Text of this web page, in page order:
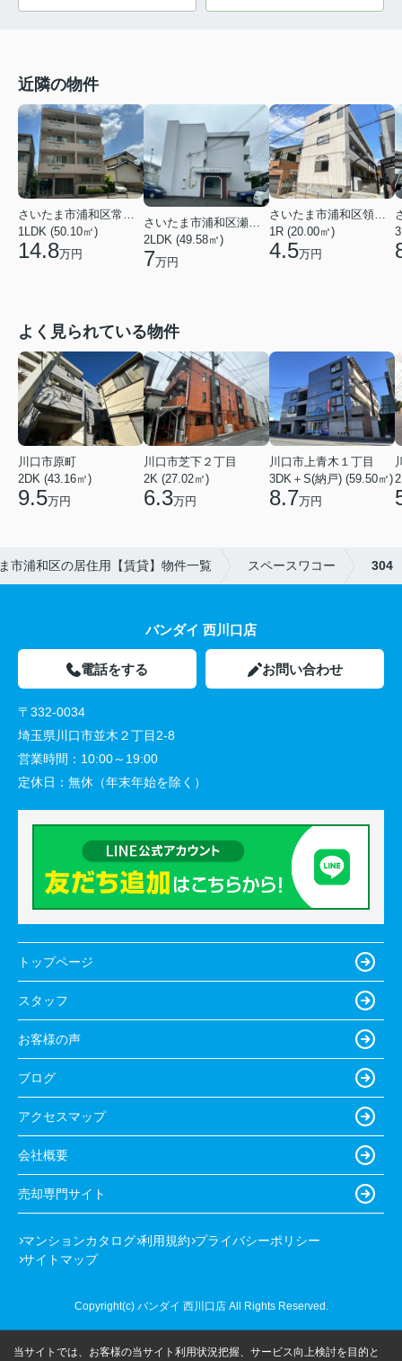
近隣の物件
さいたま市浦和区常盤３丁目
1LDK (50.10㎡)
14.8万円
2LDK (49.58㎡)
7万円
さいたま市浦和区領家２丁目
1R (20.00㎡)
4.5万円
よく見られている物件
川口市原町
2DK (43.16㎡)
9.5万円
川口市芝下２丁目
2K (27.02㎡)
6.3万円
川口市上青木１丁目
3DK＋S(納戸) (59.50㎡)
8.7万円
市浦和区の居住用【賃貸】物件一覧 スペースワコー 304
バンダイ 西川口店
電話をする お問い合わせ
〒332-0034
埼玉県川口市並木２丁目2-8
営業時間： 10:00～19:00
定休日： 無休（年末年始を除く）
トップページ
スタッフ
お客様の声
ブログ
アクセスマップ
会社概要
売却専門サイト
マンションカタログ 利用規約 プライバシーポリシー
サイトマップ
Copyright(c) バンダイ 西川口店 All Rights Reserved.
当サイトでは、お客様の当サイト利用状況把握、サービス向上検討を目的と